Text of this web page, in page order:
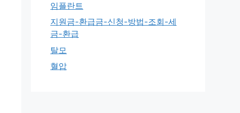
임플란트
지원금-환급금-신청-방법-조회-세
금-환급
탈모
혈압